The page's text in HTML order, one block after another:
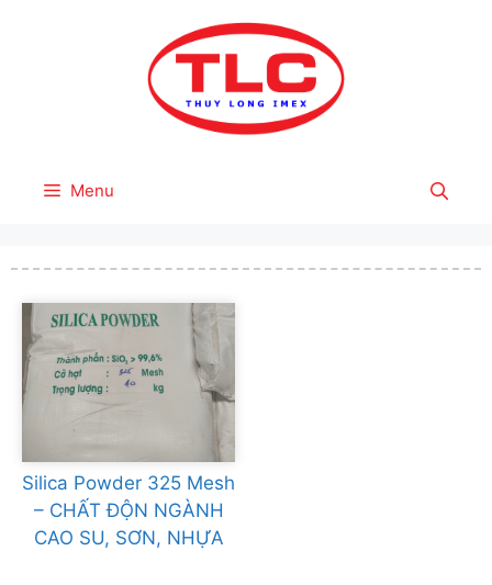
Menu
Silica Powder 325 Mesh
– CHẤT ĐỘN NGÀNH
CAO SU, SƠN, NHỰA